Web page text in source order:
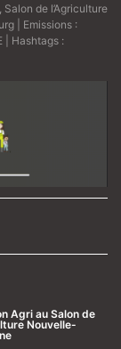
Salon de l’Agriculture
| Emissions :
| Hashtags :
Agri au Salon de
Nouvelle-